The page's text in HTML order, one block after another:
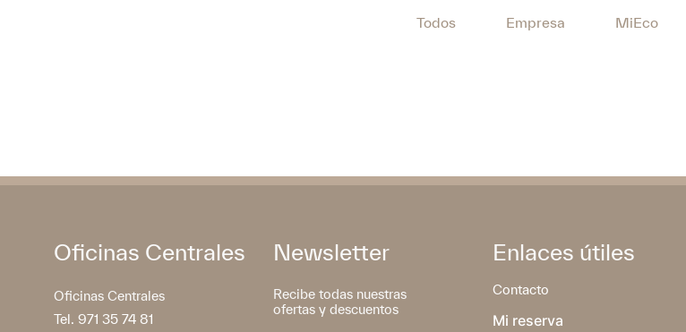
Todos Empresa MiEco
Oficinas Centrales
Oficinas Centrales
Tel. 971 35 74 81
Newsletter
Recibe todas nuestras
ofertas y descuentos
Enlaces útiles
Contacto
Mi reserva